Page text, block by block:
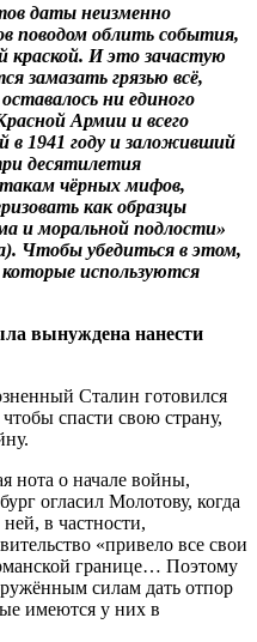
даты неизменно
поводом облить события,
краской. И это зачастую
замазать грязью всё,
ни единого
Армии и всего
в 1941 году и заложивший
десятилетия
чёрных мифов,
как образцы
и моральной подлости»
Чтобы убедиться в этом,
используются
вынуждена нанести
Сталин готовился
спасти свою страну,
нота о начале войны,
огласил Молотову, когда
в частности,
«привело все свои
границе… Поэтому
силам дать отпор
имеются у них в